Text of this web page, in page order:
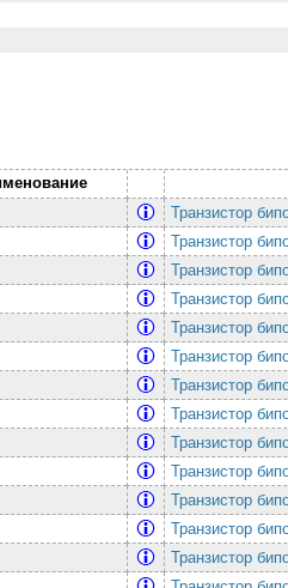
Транзистор
Транзистор
Транзистор
Транзистор
Транзистор
Транзистор
Транзистор
Транзистор
Транзистор
Транзистор
Транзистор
Транзистор
Транзистор